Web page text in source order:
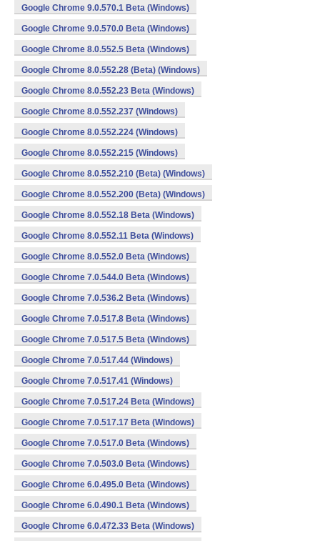
Google Chrome 9.0.570.1 Beta (Windows)
Google Chrome 9.0.570.0 Beta (Windows)
Google Chrome 8.0.552.5 Beta (Windows)
Google Chrome 8.0.552.28 (Beta) (Windows)
Google Chrome 8.0.552.23 Beta (Windows)
Google Chrome 8.0.552.237 (Windows)
Google Chrome 8.0.552.224 (Windows)
Google Chrome 8.0.552.215 (Windows)
Google Chrome 8.0.552.210 (Beta) (Windows)
Google Chrome 8.0.552.200 (Beta) (Windows)
Google Chrome 8.0.552.18 Beta (Windows)
Google Chrome 8.0.552.11 Beta (Windows)
Google Chrome 8.0.552.0 Beta (Windows)
Google Chrome 7.0.544.0 Beta (Windows)
Google Chrome 7.0.536.2 Beta (Windows)
Google Chrome 7.0.517.8 Beta (Windows)
Google Chrome 7.0.517.5 Beta (Windows)
Google Chrome 7.0.517.44 (Windows)
Google Chrome 7.0.517.41 (Windows)
Google Chrome 7.0.517.24 Beta (Windows)
Google Chrome 7.0.517.17 Beta (Windows)
Google Chrome 7.0.517.0 Beta (Windows)
Google Chrome 7.0.503.0 Beta (Windows)
Google Chrome 6.0.495.0 Beta (Windows)
Google Chrome 6.0.490.1 Beta (Windows)
Google Chrome 6.0.472.33 Beta (Windows)